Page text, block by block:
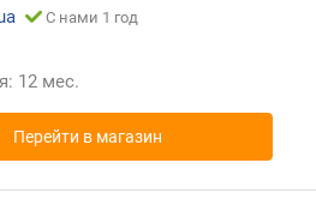
С нами 1 год
12 мес.
Перейти в магазин